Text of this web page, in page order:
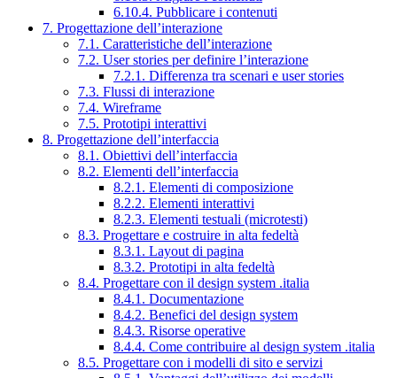
6.10.4. Pubblicare i contenuti
7. Progettazione dell’interazione
7.1. Caratteristiche dell’interazione
7.2. User stories per definire l’interazione
7.2.1. Differenza tra scenari e user stories
7.3. Flussi di interazione
7.4. Wireframe
7.5. Prototipi interattivi
8. Progettazione dell’interfaccia
8.1. Obiettivi dell’interfaccia
8.2. Elementi dell’interfaccia
8.2.1. Elementi di composizione
8.2.2. Elementi interattivi
8.2.3. Elementi testuali (microtesti)
8.3. Progettare e costruire in alta fedeltà
8.3.1. Layout di pagina
8.3.2. Prototipi in alta fedeltà
8.4. Progettare con il design system .italia
8.4.1. Documentazione
8.4.2. Benefici del design system
8.4.3. Risorse operative
8.4.4. Come contribuire al design system .italia
8.5. Progettare con i modelli di sito e servizi